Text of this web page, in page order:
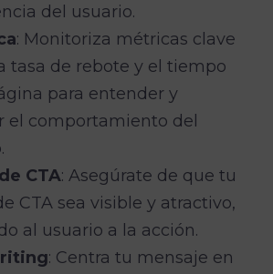
del usuario.
: Monitoriza métricas clave
tasa de rebote y el tiempo
para entender y
el comportamiento del
CTA: Asegúrate de que tu
CTA sea visible y atractivo,
al usuario a la acción.
: Centra tu mensaje en